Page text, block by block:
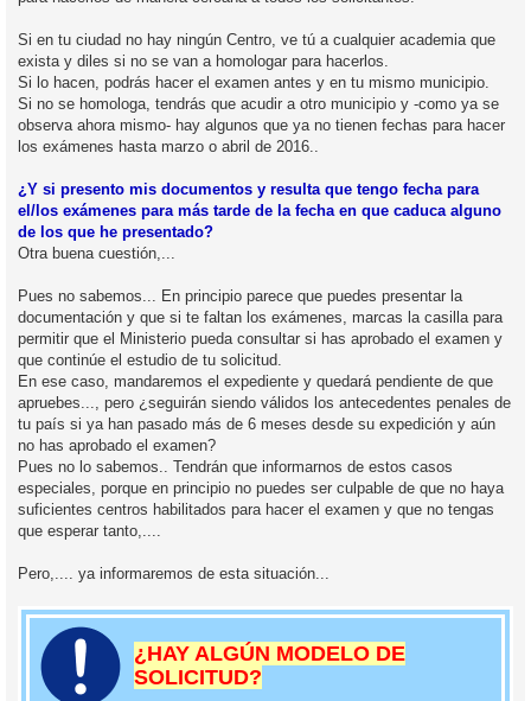
Si en tu ciudad no hay ningún Centro, ve tú a cualquier academia que
exista y diles si no se van a homologar para hacerlos.
Si lo hacen, podrás hacer el examen antes y en tu mismo municipio.
Si no se homologa, tendrás que acudir a otro municipio y -como ya se
observa ahora mismo- hay algunos que ya no tienen fechas para hacer
los exámenes hasta marzo o abril de 2016..
¿Y si presento mis documentos y resulta que tengo fecha para
el/los exámenes para más tarde de la fecha en que caduca alguno
de los que he presentado?
Otra buena cuestión,...
Pues no sabemos... En principio parece que puedes presentar la
documentación y que si te faltan los exámenes, marcas la casilla para
permitir que el Ministerio pueda consultar si has aprobado el examen y
que continúe el estudio de tu solicitud.
En ese caso, mandaremos el expediente y quedará pendiente de que
apruebes..., pero ¿seguirán siendo válidos los antecedentes penales de
tu país si ya han pasado más de 6 meses desde su expedición y aún
no has aprobado el examen?
Pues no lo sabemos.. Tendrán que informarnos de estos casos
especiales, porque en principio no puedes ser culpable de que no haya
suficientes centros habilitados para hacer el examen y que no tengas
que esperar tanto,....
Pero,.... ya informaremos de esta situación...
¿HAY ALGÚN MODELO DE
SOLICITUD?